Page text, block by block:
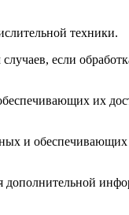
техники.
если
их
и
дополнительной